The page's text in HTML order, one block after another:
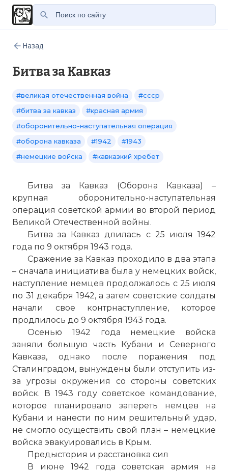
Назад
Битва за Кавказ
#великая отечественная война
#ссср
#битва за кавказ
#красная армия
#оборонительно-наступательная операция
#оборона кавказа
#1942
#1943
#немецкие войска
#кавказкий хребет
Битва за Кавказ (Оборона Кавказа) –
крупная оборонительно-наступательная
операция советской армии во второй период
Великой Отечественной войны.
Битва за Кавказ длилась с 25 июля 1942
года по 9 октября 1943 года.
Сражение за Кавказ проходило в два этапа
– сначала инициатива была у немецких войск,
наступление немцев продолжалось с 25 июля
по 31 декабря 1942, а затем советские солдаты
начали свое контрнаступление, которое
продлилось до 9 октября 1943 года.
Осенью 1942 года немецкие войска
заняли большую часть Кубани и Северного
Кавказа, однако после поражения под
Сталинградом, вынуждены были отступить из-
за угрозы окружения со стороны советских
войск. В 1943 году советское командование,
которое планировало запереть немцев на
Кубани и нанести по ним решительный удар,
не смогло осуществить свой план – немецкие
войска эвакуировались в Крым.
Предыстория и расстановка сил
В июне 1942 года советская армия на